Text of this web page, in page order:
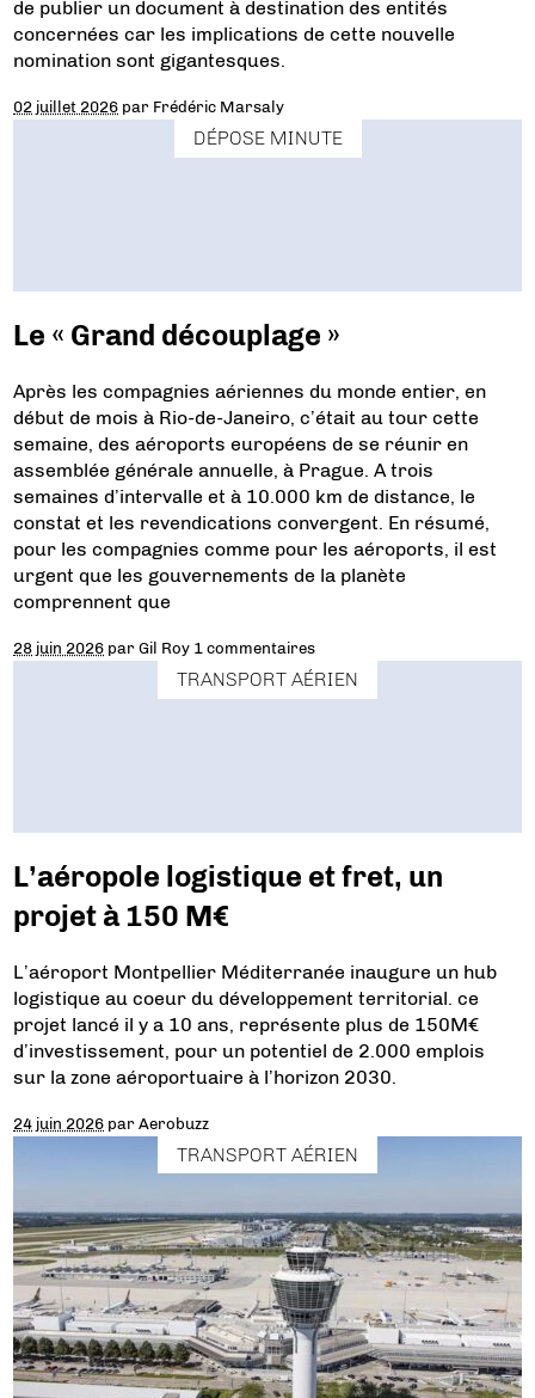
de publier un document à destination des entités
concernées car les implications de cette nouvelle
nomination sont gigantesques.
02 juillet 2026 par Frédéric Marsaly
DÉPOSE MINUTE
Le « Grand découplage »
Après les compagnies aériennes du monde entier, en
début de mois à Rio-de-Janeiro, c’était au tour cette
semaine, des aéroports européens de se réunir en
assemblée générale annuelle, à Prague. A trois
semaines d’intervalle et à 10.000 km de distance, le
constat et les revendications convergent. En résumé,
pour les compagnies comme pour les aéroports, il est
urgent que les gouvernements de la planète
comprennent que
28 juin 2026 parGil Roy 1 commentaires
TRANSPORT AÉRIEN
L’aéropole logistique et fret, un
projet à 150 M€
L’aéroport Montpellier Méditerranée inaugure un hub
logistique au coeur du développement territorial. ce
projet lancé il y a 10 ans, représente plus de 150M€
d’investissement, pour un potentiel de 2.000 emplois
sur la zone aéroportuaire à l’horizon 2030.
24 juin 2026 parAerobuzz
TRANSPORT AÉRIEN